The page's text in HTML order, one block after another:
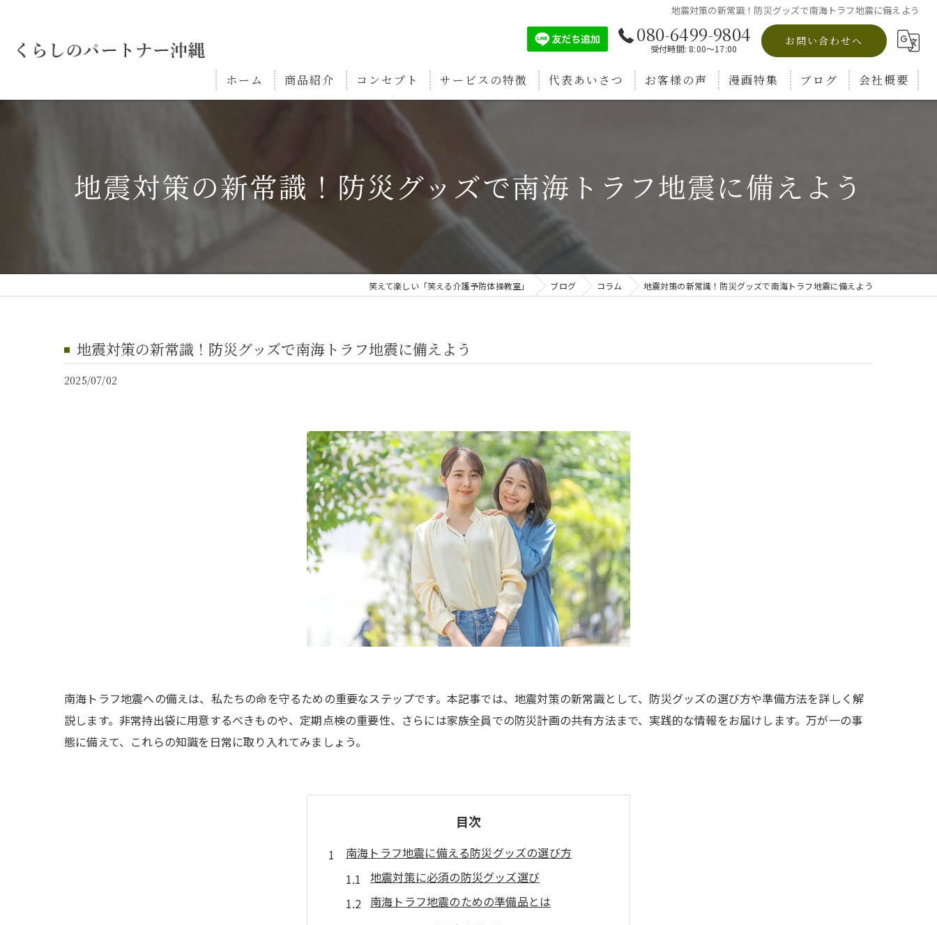
地震対策の新常識！防災グッズで南海トラフ地震に備えよう
080-6499-9804
受付時間: 8:00～17:00
お問い合わせへ
ホーム 商品紹介 コンセプト サービスの特徴
疲労回復
関節痛予防
代表あいさつ お客様の声 漫画特集 ブログ 会社概要
地震対策の新常識！防災グッズで南海トラフ地震に備えよう
笑えて楽しい「笑える介護予防体操教室」 ブログ コラム 地震対策の新常識！防災グッズで南海トラフ地震に備えよう
地震対策の新常識！防災グッズで南海トラフ地震に備えよう
2025/07/02
南海トラフ地震への備えは、私たちの命を守るための重要なステップです。本記事では、地震対策の新常識として、防災グッズの選び方や準備方法を詳しく解
説します。非常持出袋に用意するべきものや、定期点検の重要性、さらには家族全員での防災計画の共有方法まで、実践的な情報をお届けします。万が一の事
態に備えて、これらの知識を日常に取り入れてみましょう。
目次
南海トラフ地震に備える防災グッズの選び方
地震対策に必須の防災グッズ選び
南海トラフ地震のための準備品とは